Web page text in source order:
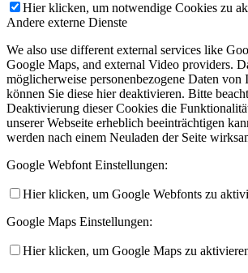
Hier klicken, um notwendige Cookies zu
Andere externe Dienste
We also use different external services like
Google Maps, and external Video providers.
möglicherweise personenbezogene Daten von
können Sie diese hier deaktivieren. Bitte
Deaktivierung dieser Cookies die
unserer Webseite erheblich beeinträchtigen
werden nach einem Neuladen der Seite
Google Webfont Einstellungen:
Hier klicken, um Google Webfonts zu
Google Maps Einstellungen:
Hier klicken, um Google Maps zu